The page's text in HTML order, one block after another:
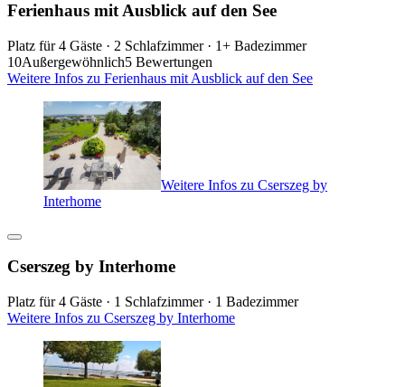
Ferienhaus mit Ausblick auf den See
Platz für 4 Gäste · 2 Schlafzimmer · 1+ Badezimmer
10Außergewöhnlich5 Bewertungen
Weitere Infos zu Ferienhaus mit Ausblick auf den See
Weitere Infos zu Cserszeg by
Interhome
Cserszeg by Interhome
Platz für 4 Gäste · 1 Schlafzimmer · 1 Badezimmer
Weitere Infos zu Cserszeg by Interhome